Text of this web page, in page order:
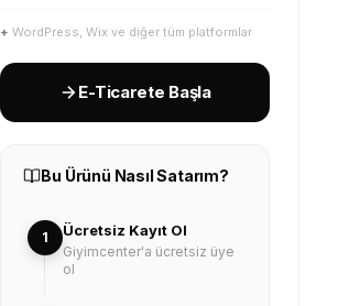
+ WordPress, Wix ve diğer tüm platformlar
E-Ticarete Başla
Bu Ürünü Nasıl Satarım?
1 Ücretsiz Kayıt Ol
Giyimcenter'a ücretsiz üye
ol